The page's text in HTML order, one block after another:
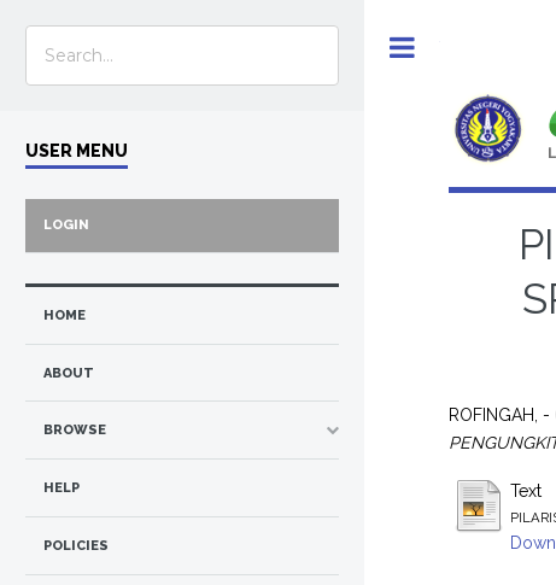
ROFINGAH, -
Text
USER MENU
LOGIN
HOME
ABOUT
BROWSE
HELP
POLICIES